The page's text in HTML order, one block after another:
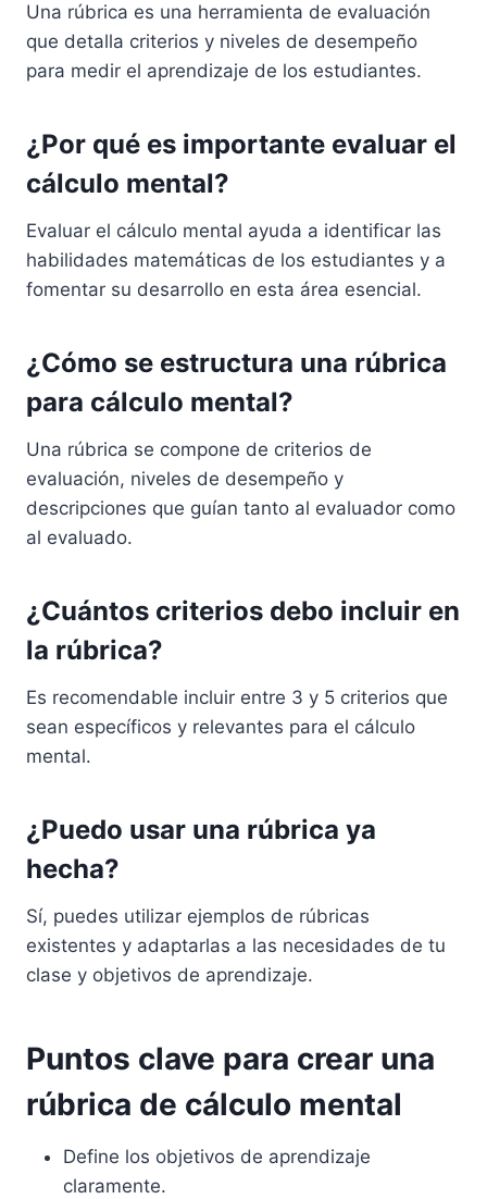
Una rúbrica es una herramienta de evaluación
que detalla criterios y niveles de desempeño
para medir el aprendizaje de los estudiantes.
¿Por qué es importante evaluar el
cálculo mental?
Evaluar el cálculo mental ayuda a identificar las
habilidades matemáticas de los estudiantes y a
fomentar su desarrollo en esta área esencial.
¿Cómo se estructura una rúbrica
para cálculo mental?
Una rúbrica se compone de criterios de
evaluación, niveles de desempeño y
descripciones que guían tanto al evaluador como
al evaluado.
¿Cuántos criterios debo incluir en
la rúbrica?
Es recomendable incluir entre 3 y 5 criterios que
sean específicos y relevantes para el cálculo
mental.
¿Puedo usar una rúbrica ya
hecha?
Sí, puedes utilizar ejemplos de rúbricas
existentes y adaptarlas a las necesidades de tu
clase y objetivos de aprendizaje.
Puntos clave para crear una
rúbrica de cálculo mental
Define los objetivos de aprendizaje
claramente.